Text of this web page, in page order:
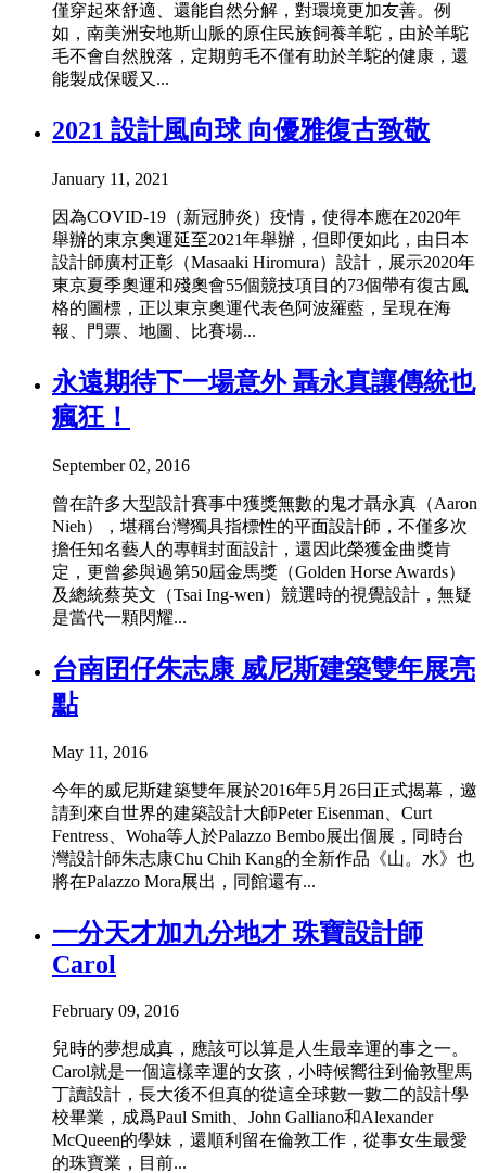
僅穿起來舒適、還能自然分解，對環境更加友善。例
如，南美洲安地斯山脈的原住民族飼養羊駝，由於羊駝
毛不會自然脫落，定期剪毛不僅有助於羊駝的健康，還
能製成保暖又...
2021 設計風向球 向優雅復古致敬
January 11, 2021
因為COVID-19（新冠肺炎）疫情，使得本應在2020年
舉辦的東京奧運延至2021年舉辦，但即便如此，由日本
設計師廣村正彰（Masaaki Hiromura）設計，展示2020年
東京夏季奧運和殘奧會55個競技項目的73個帶有復古風
格的圖標，正以東京奧運代表色阿波羅藍，呈現在海
報、門票、地圖、比賽場...
永遠期待下一場意外 聶永真讓傳統也
瘋狂！
September 02, 2016
曾在許多大型設計賽事中獲獎無數的鬼才聶永真（Aaron
Nieh），堪稱台灣獨具指標性的平面設計師，不僅多次
擔任知名藝人的專輯封面設計，還因此榮獲金曲獎肯
定，更曾參與過第50屆金馬獎（Golden Horse Awards）
及總統蔡英文（Tsai Ing-wen）競選時的視覺設計，無疑
是當代一顆閃耀...
台南囝仔朱志康 威尼斯建築雙年展亮
點
May 11, 2016
今年的威尼斯建築雙年展於2016年5月26日正式揭幕，邀
請到來自世界的建築設計大師Peter Eisenman、Curt
Fentress、Woha等人於Palazzo Bembo展出個展，同時台
灣設計師朱志康Chu Chih Kang的全新作品《山。水》也
將在Palazzo Mora展出，同館還有...
一分天才加九分地才 珠寶設計師
Carol
February 09, 2016
兒時的夢想成真，應該可以算是人生最幸運的事之一。
Carol就是一個這樣幸運的女孩，小時候嚮往到倫敦聖馬
丁讀設計，長大後不但真的從這全球數一數二的設計學
校畢業，成爲Paul Smith、John Galliano和Alexander
McQueen的學妹，還順利留在倫敦工作，從事女生最愛
的珠寶業，目前...